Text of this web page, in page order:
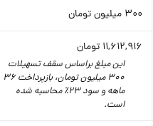
میلیون تومان
11,612,916 تومان
این مبلغ براساس سقف تسهیلات
300 میلیون تومان،‌ بازپرداخت 36
ماهه و سود 23٪‌ محاسبه شده
است.